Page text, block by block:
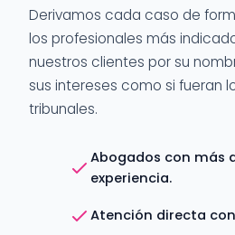
Derivamos cada caso de
los profesionales más
nuestros clientes por su
sus intereses como si fueran
tribunales.
Abogados con más
experiencia.
Atención directa